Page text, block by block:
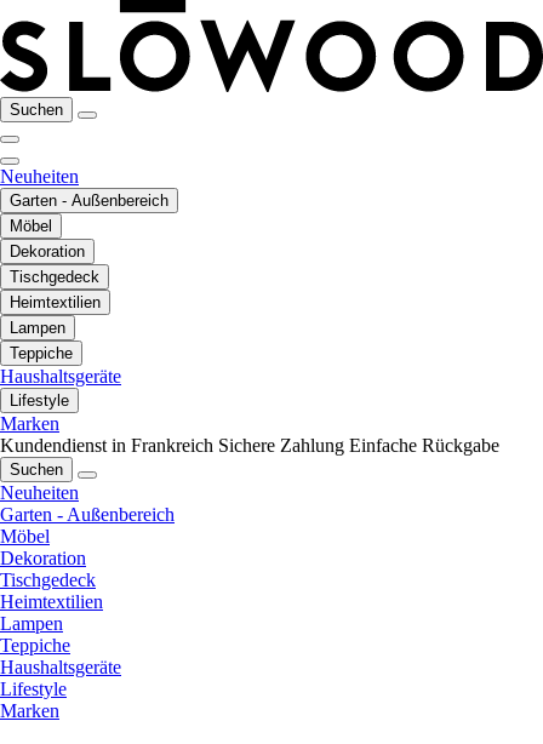
Suchen
Neuheiten
Garten - Außenbereich
Möbel
Dekoration
Tischgedeck
Heimtextilien
Lampen
Teppiche
Haushaltsgeräte
Lifestyle
Marken
Kundendienst in Frankreich Sichere Zahlung Einfache Rückgabe
Suchen
Neuheiten
Garten - Außenbereich
Möbel
Dekoration
Tischgedeck
Heimtextilien
Lampen
Teppiche
Haushaltsgeräte
Lifestyle
Marken